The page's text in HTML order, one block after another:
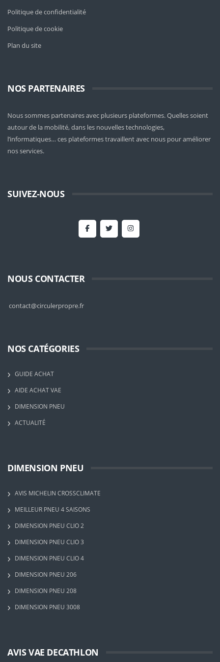
Politique de confidentialité
Politique de cookie
Plan du site
NOS PARTENAIRES
Nous sommes partenaires avec plusieurs plateformes. Quelles soient
autour de la mobilité, dans les nouvelles technologies,
l’informatiques… ces plateformes travaillent avec nous pour améliorer
nos services.
SUIVEZ-NOUS
NOUS CONTACTER
contact@circulerpropre.fr
NOS CATÉGORIES
GUIDE ACHAT
AIDE ACHAT VAE
DIMENSION PNEU
ACTUALITÉ
DIMENSION PNEU
AVIS MICHELIN CROSSCLIMATE
MEILLEUR PNEU 4 SAISONS
DIMENSION PNEU CLIO 2
DIMENSION PNEU CLIO 3
DIMENSION PNEU CLIO 4
DIMENSION PNEU 206
DIMENSION PNEU 208
DIMENSION PNEU 3008
AVIS VAE DECATHLON